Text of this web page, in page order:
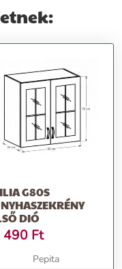
G80S
DIÓ
490 Ft
Pepita